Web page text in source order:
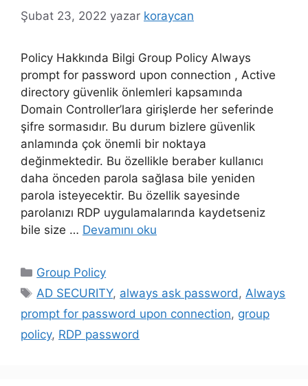
Şubat 23, 2022 yazar koraycan
Policy Hakkında Bilgi Group Policy Always
prompt for password upon connection , Active
directory güvenlik önlemleri kapsamında
Domain Controller’lara girişlerde her seferinde
şifre sormasıdır. Bu durum bizlere güvenlik
anlamında çok önemli bir noktaya
değinmektedir. Bu özellikle beraber kullanıcı
daha önceden parola sağlasa bile yeniden
parola isteyecektir. Bu özellik sayesinde
parolanızı RDP uygulamalarında kaydetseniz
bile size … Devamını oku
Kategoriler
Group Policy
Etiketler
AD SECURITY, always ask password , Always
prompt for password upon connection, group
policy, RDP password